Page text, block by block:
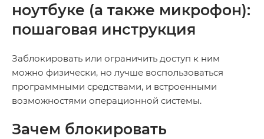
ноутбуке (а также микрофон):
пошаговая инструкция
Заблокировать или ограничить доступ к ним
можно физически, но лучше воспользоваться
программными средствами, и встроенными
возможностями операционной системы.
Зачем блокировать